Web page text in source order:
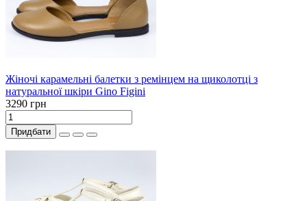
Жіночі карамельні балетки з ремінцем на щиколотці з
натуральної шкіри Gino Figini
3290 грн
Придбати